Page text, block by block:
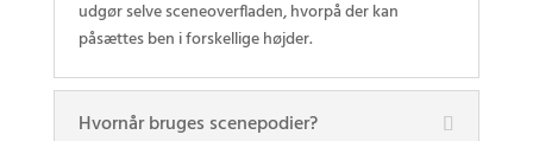
udgør selve sceneoverfladen, hvorpå der kan
påsættes ben i forskellige højder.
Hvornår bruges scenepodier?